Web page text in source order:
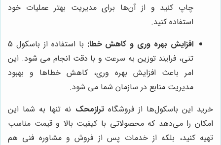
چاپ کنید و از آن‌ها برای مدیریت بهتر عملیات خود
استفاده کنید.
افزایش بهره وری و کاهش خطا:
با استفاده از باسکول 5
تنی، فرایند توزین به سرعت و با دقت انجام می شود. این
امر باعث افزایش بهره وری، کاهش خطاها و بهبود
مدیریت منابع در سازمان شما می شود.
خرید این باسکول‌ها از فروشگاهترازمحک نه تنها به شما این
امکان را می‌دهد که محصولاتی با کیفیت بالا و قیمت مناسب
تهیه کنید، بلکه از خدمات پس از فروش و مشاوره فنی هم